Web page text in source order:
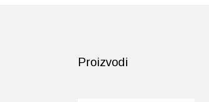
Proizvodi